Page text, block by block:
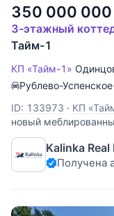
350 000 000
3-этажный
Тайм-1
КП «Тайм-1»
Рублево-Успенское
ID: 133973 · КП
новый
поселка "Тайм- 1".
гостевой с/у,
гостиная с выходом
Kalinka Real
Получена